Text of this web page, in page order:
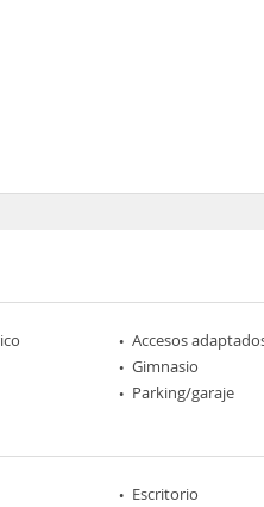
Accesos
Gimnasio
Parking/garaje
Escritorio